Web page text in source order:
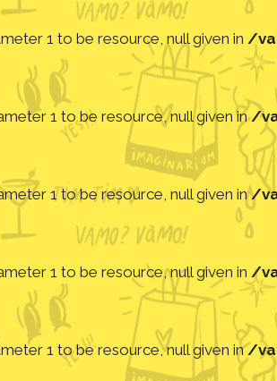
1 to be resource, null given in /
1 to be resource, null given in/
1 to be resource, null given in/
1 to be resource, null given in /
1 to be resource, null given in/